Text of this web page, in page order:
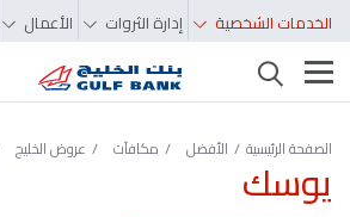
الخدمات الشخصية إدارة الثروات الأعمال
تغيير التصفّح
الصفحة الرئيسية الأفضل مكافآت عروض الخليج
يوسك